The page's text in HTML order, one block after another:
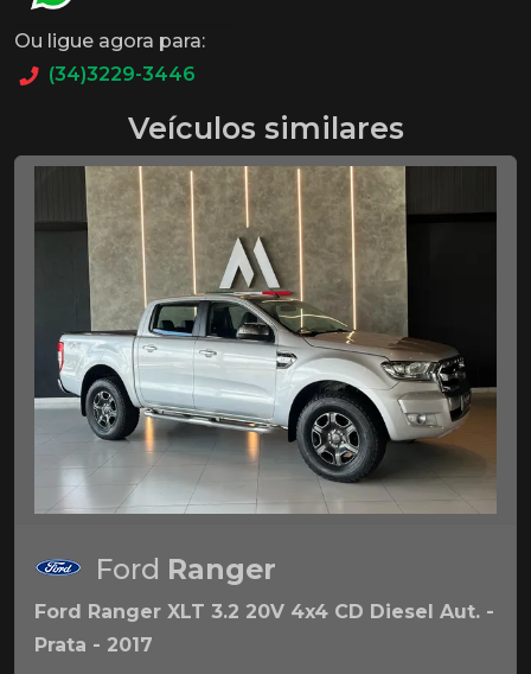
Ou ligue agora para:
(34)3229-3446
Veículos similares
Ford Ranger
Ford Ranger XLT 3.2 20V 4x4 CD Diesel Aut. -
Prata - 2017